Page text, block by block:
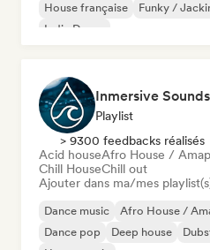
House française
Funky /
Indie Dance
Inmersive Sounds
Playlist
> 9300 feedbacks réalisés
Acid houseAfro House /
Chill HouseChill out
Ajouter dans ma/mes
Dance music Afro House /
Dance pop
Deep house